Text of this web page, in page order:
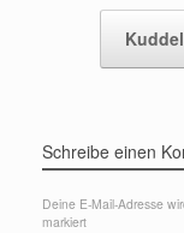
Schreibe einen
Deine E-Mail-Adresse
markiert